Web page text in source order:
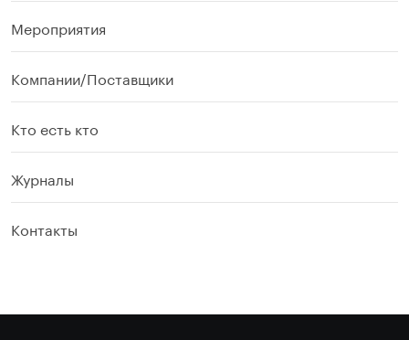
Мероприятия
Компании/Поставщики
Кто есть кто
Журналы
Контакты